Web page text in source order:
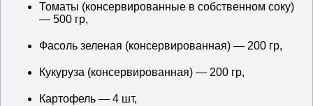
Томаты (консервированные в собственном соку)
— 500 гр,
Фасоль зеленая (консервированная) — 200 гр,
Кукуруза (консервированная) — 200 гр,
Картофель — 4 шт,